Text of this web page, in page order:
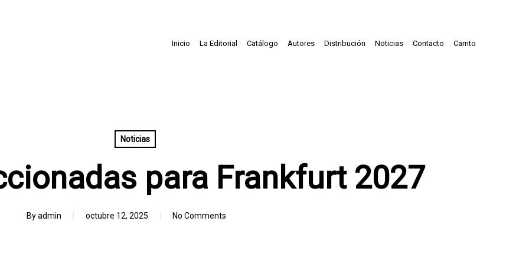
Inicio La Editorial Catálogo Autores Distribución Noticias Contacto Carrito
Noticias
para Frankfurt 2027
Byadmin octubre 12, 2025 No Comments